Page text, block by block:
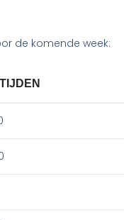
de komende week: